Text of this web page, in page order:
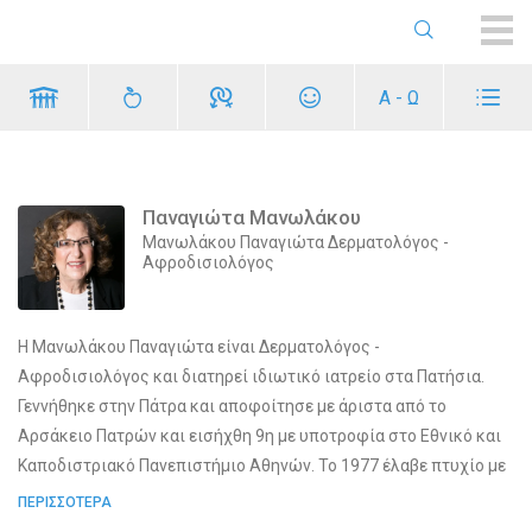
Α - Ω
Παναγιώτα Μανωλάκου
Μανωλάκου Παναγιώτα Δερματολόγος -
Αφροδισιολόγος
Η Μανωλάκου Παναγιώτα είναι Δερματολόγος -
Αφροδισιολόγος και διατηρεί ιδιωτικό ιατρείο στα Πατήσια.
Γεννήθηκε στην Πάτρα και αποφοίτησε με άριστα από το
Αρσάκειο Πατρών και εισήχθη 9η με υποτροφία στο Εθνικό και
Καποδιστριακό Πανεπιστήμιο Αθηνών. Το 1977 έλαβε πτυχίο με
Λίαν Καλώς και εκπλήρωσε την Υπηρεσία Υπαίθρου στο
ΠΕΡΙΣΣΟΤΕΡΑ